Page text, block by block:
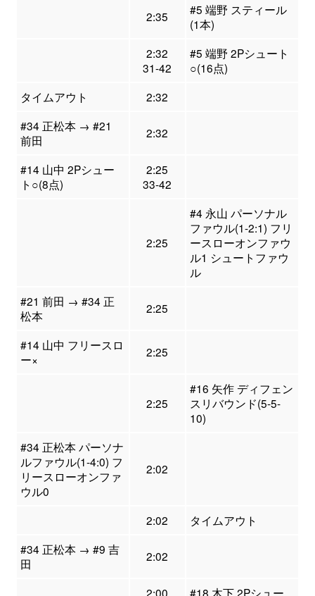
2:35
#5 端野 スティール
(1本)
2:32
31-42
#5 端野 2Pシュート
○(16点)
タイムアウト
2:32
#34 正松本 → #21
前田
2:32
#14 山中 2Pシュー
ト○(8点)
2:25
33-42
2:25
#4 永山 パーソナル
ファウル(1-2:1) フリ
ースローオンファウ
ル1 シュートファウ
ル
#21 前田 → #34 正
松本
2:25
#14 山中 フリースロ
ー×
2:25
2:25
#16 矢作 ディフェン
スリバウンド(5-5-
10)
#34 正松本 パーソナ
ルファウル(1-4:0) フ
リースローオンファ
ウル0
2:02
2:02
タイムアウト
#34 正松本 → #9 吉
田
2:02
2:00 #18 木下 2Pシュー